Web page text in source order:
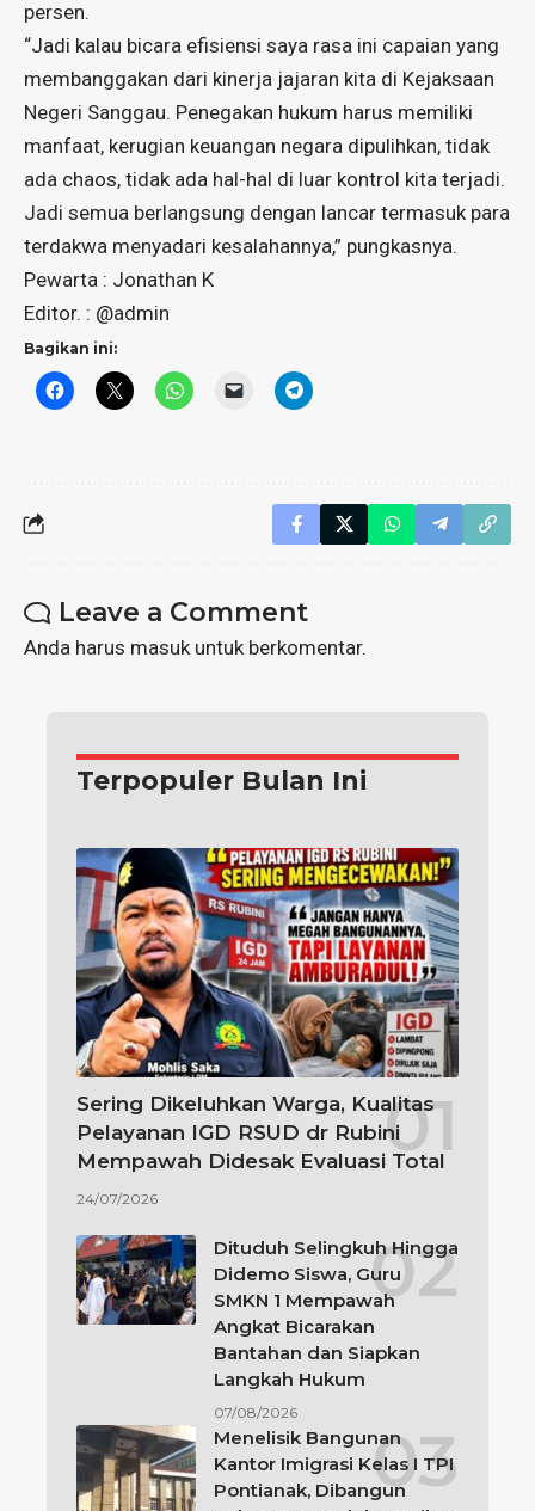
persen.
“Jadi kalau bicara efisiensi saya rasa ini capaian yang
membanggakan dari kinerja jajaran kita di Kejaksaan
Negeri Sanggau. Penegakan hukum harus memiliki
manfaat, kerugian keuangan negara dipulihkan, tidak
ada chaos, tidak ada hal-hal di luar kontrol kita terjadi.
Jadi semua berlangsung dengan lancar termasuk para
terdakwa menyadari kesalahannya,” pungkasnya.
Pewarta : Jonathan K
Editor. : @admin
Bagikan ini:
Leave a Comment
Anda harus masukuntuk berkomentar.
Terpopuler Bulan Ini
Sering Dikeluhkan Warga, Kualitas
Pelayanan IGD RSUD dr Rubini
Mempawah Didesak Evaluasi Total
24/07/2026
Dituduh Selingkuh Hingga
Didemo Siswa, Guru
SMKN 1 Mempawah
Angkat Bicarakan
Bantahan dan Siapkan
Langkah Hukum
07/08/2026
Menelisik Bangunan
Kantor Imigrasi Kelas I TPI
Pontianak, Dibangun